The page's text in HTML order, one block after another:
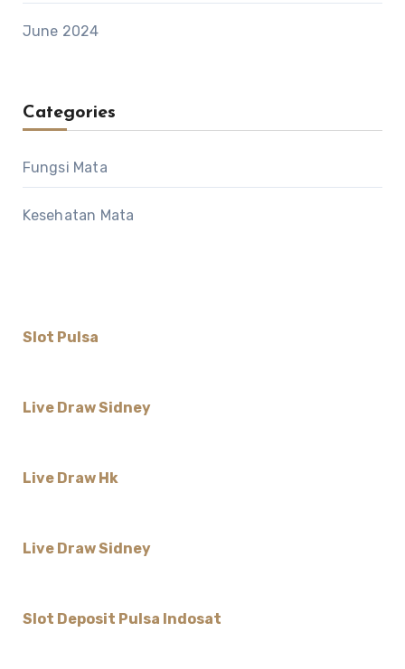
June 2024
Categories
Fungsi Mata
Kesehatan Mata
Slot Pulsa
Live Draw Sidney
Live Draw Hk
Live Draw Sidney
Slot Deposit Pulsa Indosat